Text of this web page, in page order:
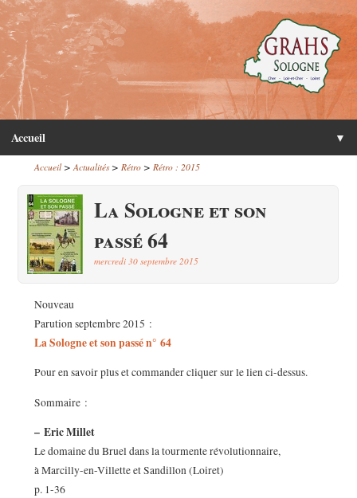
Accueil ▼
Accueil> Actualités> Rétro> Rétro : 2015
La Sologne et son
passé 64
mercredi 30 septembre 2015
Nouveau
Parution septembre 2015 :
La Sologne et son passé n° 64
Pour en savoir plus et commander cliquer sur le lien ci-dessus.
Sommaire :
– Eric Millet
Le domaine du Bruel dans la tourmente révolutionnaire,
à Marcilly-en-Villette et Sandillon (Loiret)
p. 1-36